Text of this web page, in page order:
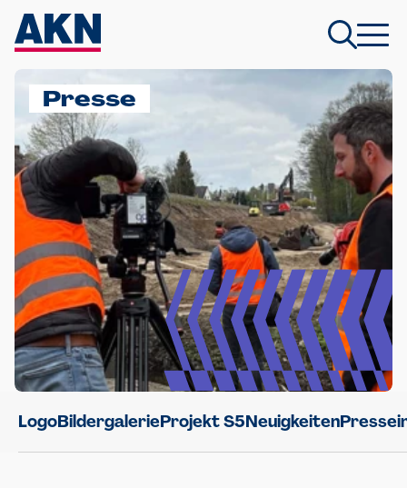
Presse
LogoBildergalerieProjekt S5Neuigkeiten